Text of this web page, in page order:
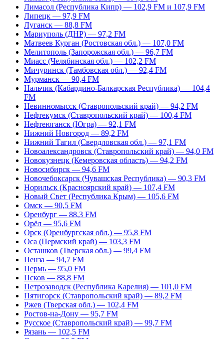
Лимасол (Республика Кипр) — 102,9 FM и 107,9 FM
Липецк — 97,9 FM
Луганск — 88,8 FM
Мариуполь (ДНР) — 97,2 FM
Матвеев Курган (Ростовская обл.) — 107,0 FM
Мелитополь (Запорожская обл.) — 96,7 FM
Миасс (Челябинская обл.) — 102,2 FM
Мичуринск (Тамбовская обл.) — 92,4 FM
Мурманск — 90,4 FM
Нальчик (Кабардино-Балкарская Республика) — 104,4
FM
Невинномысск (Ставропольский край) — 94,2 FM
Нефтекумск (Ставропольский край) — 100,4 FM
Нефтеюганск (Югра) — 92,1 FM
Нижний Новгород — 89,2 FM
Нижний Тагил (Свердловская обл.) — 97,1 FM
Новоалександровск (Ставропольский край) — 94,0 FM
Новокузнецк (Кемеровская область) — 94,2 FM
Новосибирск — 94,6 FM
Новочебоксарск (Чувашская Республика) — 90,3 FM
Норильск (Красноярский край) — 107,4 FM
Новый Свет (Республика Крым) — 105,6 FM
Омск — 90,5 FM
Оренбург — 88,3 FM
Орёл — 95,6 FM
Орск (Оренбургская обл.) — 95,8 FM
Оса (Пермский край) — 103,3 FM
Осташков (Тверская обл.) — 99,4 FM
Пенза — 94,7 FM
Пермь — 95,0 FM
Псков — 88,8 FM
Петрозаводск (Республика Карелия) — 101,0 FM
Пятигорск (Ставропольский край) — 89,2 FM
Ржев (Тверская обл.) — 102,4 FM
Ростов-на-Дону — 95,7 FM
Русское (Ставропольский край) — 99,7 FM
Рязань — 102,5 FM